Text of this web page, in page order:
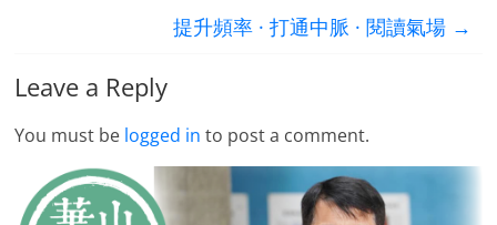
提升頻率 · 打通中脈 · 閱讀氣場 →
Leave a Reply
You must be logged in to post a comment.